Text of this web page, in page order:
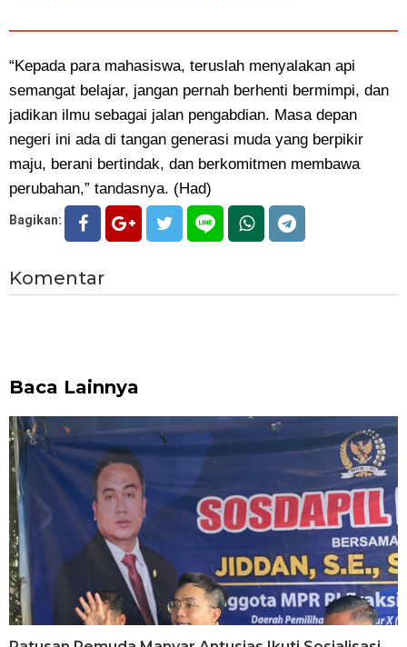
“Kepada para mahasiswa, teruslah menyalakan api
semangat belajar, jangan pernah berhenti bermimpi, dan
jadikan ilmu sebagai jalan pengabdian. Masa depan
negeri ini ada di tangan generasi muda yang berpikir
maju, berani bertindak, dan berkomitmen membawa
perubahan,” tandasnya. (Had)
Bagikan:
Komentar
Baca Lainnya